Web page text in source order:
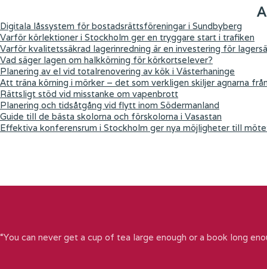
Digitala låssystem för bostadsrättsföreningar i Sundbyberg
Varför körlektioner i Stockholm ger en tryggare start i trafiken
Varför kvalitetssäkrad lagerinredning är en investering för
Vad säger lagen om halkkörning för körkortselever?
Planering av el vid totalrenovering av kök i Västerhaninge
Att träna körning i mörker – det som verkligen skiljer agnarna
Rättsligt stöd vid misstanke om vapenbrott
Planering och tidsåtgång vid flytt inom Södermanland
Guide till de bästa skolorna och förskolorna i Vasastan
Effektiva konferensrum i Stockholm ger nya möjligheter till
“You can never get a cup of tea large enough or a book long